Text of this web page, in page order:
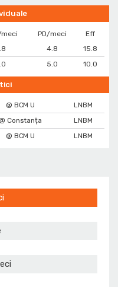
PD/meci
Eff
4.8
15.8
5.0 10.0
@ BCM U
LNBM
Constanța
LNBM
@ BCM U LNBM